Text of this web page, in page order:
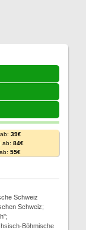
39€
ab: 84€
55€
Schweiz
Schweiz;
Böhmische